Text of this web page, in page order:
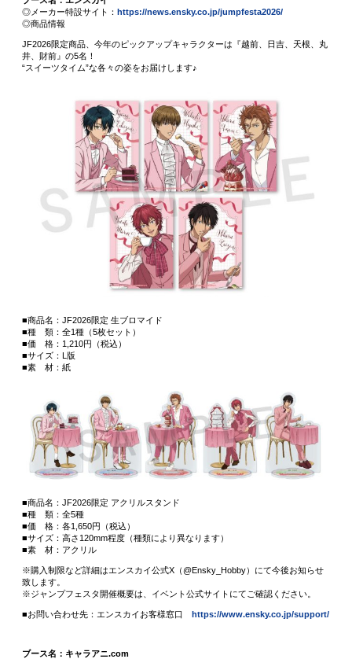
◎メーカー特設サイト： https://news.ensky.co.jp/jumpfesta2026/
◎商品情報
JF2026限定商品、今年のピックアップキャラクターは『越前、日吉、天根、丸
井、財前』の5名！
“スイーツタイム”な各々の姿をお届けします♪
■商品名：JF2026限定 生ブロマイド
■種 類：全1種（5枚セット）
■価 格：1,210円（税込）
■サイズ：L版
■素 材：紙
■商品名：JF2026限定 アクリルスタンド
■種 類：全5種
■価 格：各1,650円（税込）
■サイズ：高さ120mm程度（種類により異なります）
■素 材：アクリル
※購入制限など詳細はエンスカイ公式X（@Ensky_Hobby）にて今後お知らせ
致します。
※ジャンプフェスタ開催概要は、イベント公式サイトにてご確認ください。
■お問い合わせ先：エンスカイお客様窓口 https://www.ensky.co.jp/support/
ブース名：キャラアニ.com